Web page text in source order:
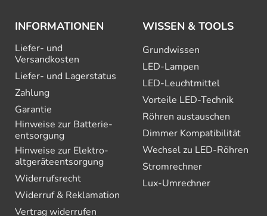
INFORMATIONEN
Liefer- und
Versandkosten
Liefer- und Lagerstatus
Zahlung
Garantie
Hinweise zur Batterie­
entsorgung
Hinweise zur Elektro­
altgeräte­entsorgung
Widerrufsrecht
Widerruf & Reklamation
Vertrag widerrufen
WISSEN & TOOLS
Grundwissen
LED-Lampen
LED-Leuchtmittel
Vorteile LED-Technik
Röhren austauschen
Dimmer Kompatibilität
Wechsel zu LED-Röhren
Stromrechner
Lux-Umrechner